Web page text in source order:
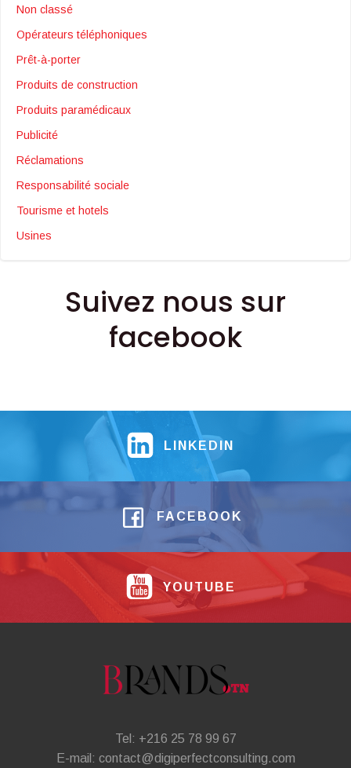
Non classé
Opérateurs téléphoniques
Prêt-à-porter
Produits de construction
Produits paramédicaux
Publicité
Réclamations
Responsabilité sociale
Tourisme et hotels
Usines
Suivez nous sur
facebook
LINKEDIN
FACEBOOK
YOUTUBE
Tel: +216 25 78 99 67
E-mail: contact@digiperfectconsulting.com